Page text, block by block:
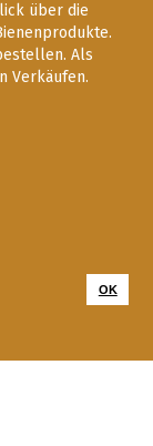
OK
über die
Als
Verkäufen.